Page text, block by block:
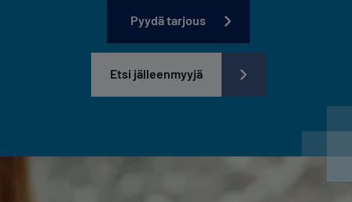
Pyydä tarjous
Etsi jälleenmyyjä